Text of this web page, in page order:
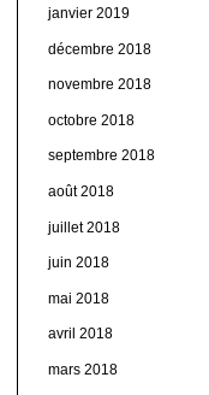
janvier 2019
décembre 2018
novembre 2018
octobre 2018
septembre 2018
août 2018
juillet 2018
juin 2018
mai 2018
avril 2018
mars 2018